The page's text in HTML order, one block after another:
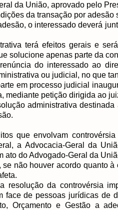
da União, aprovado pelo
da transação por
o interessado deverá
terá efeitos gerais e
solucione apenas parte da
do interessado ao
ou judicial, no que
em processo judicial
mediante petição dirigida ao
administrativa
que envolvam
a Advocacia-Geral da
ato do Advogado-Geral da
se não houver acordo quanto
resolução da controvérsia
face de pessoas jurídicas de
Orçamento e Gestão a